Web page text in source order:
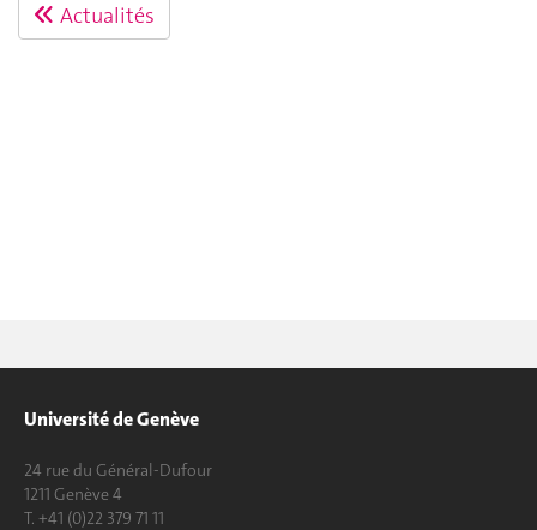
Actualités
Université de Genève
24 rue du Général-Dufour
1211 Genève 4
T. +41 (0)22 379 71 11